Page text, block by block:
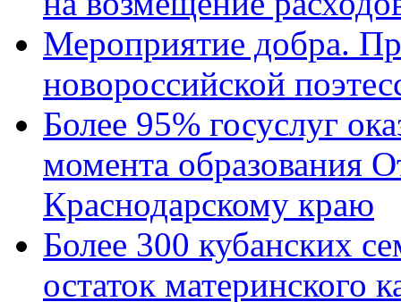
Мероприятие добра.
новороссийской
Более 95% госуслуг
момента образования
Краснодарскому краю
Более 300 кубанских
остаток материнского